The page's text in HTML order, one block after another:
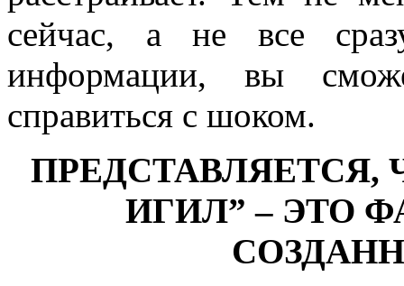
сейчас, а не все
информации, вы
справиться с шоком.
ПРЕДСТАВЛЯЕТСЯ,
ИГИЛ” – ЭТО